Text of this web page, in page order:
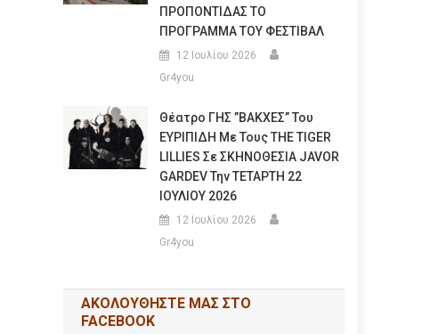
ΠΡΟΠΟΝΤΙΔΑΣ ΤΟ
ΠΡΟΓΡΑΜΜΑ ΤΟΥ ΦΕΣΤΙΒΑΛ
12 Ιουλίου 2026
Gr4you
Θέατρο ΓΗΣ ”ΒΑΚΧΕΣ” Του
ΕΥΡΙΠΙΔΗ Με Τους THE TIGER
LILLIES Σε ΣΚΗΝΟΘΕΣΙΑ JAVOR
GARDEV Την ΤΕΤΑΡΤΗ 22
ΙΟΥΛΙΟΥ 2026
12 Ιουλίου 2026
Gr4you
ΑΚΟΛΟΥΘΉΣΤΕ ΜΑΣ ΣΤΟ
FACEBOOK